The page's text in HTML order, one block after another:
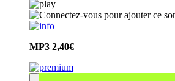
MP3 2,40€